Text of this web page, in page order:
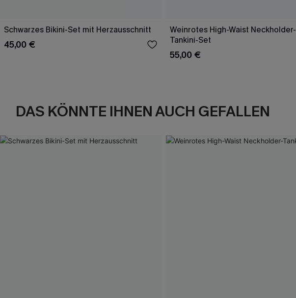
Schwarzes Bikini-Set mit Herzausschnitt
45,00 €
Weinrotes High-Waist Neckholder-
Tankini-Set
55,00 €
DAS KÖNNTE IHNEN AUCH GEFALLEN